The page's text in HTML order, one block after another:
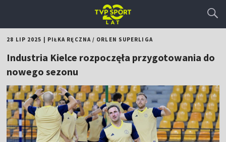
28 LIP 2025 PIŁKA RĘCZNA/ ORLEN SUPERLIGA
Industria Kielce rozpoczęła przygotowania do
nowego sezonu